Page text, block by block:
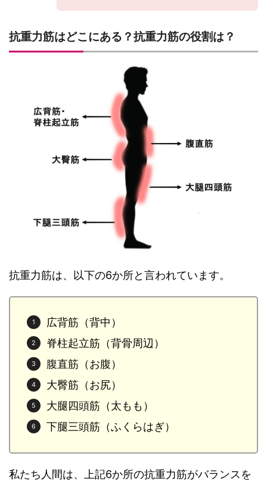
抗重力筋はどこにある？抗重力筋の役割は？
抗重力筋は、以下の6か所と言われています。
広背筋（背中）
脊柱起立筋（背骨周辺）
腹直筋（お腹）
大臀筋（お尻）
大腿四頭筋（太もも）
下腿三頭筋（ふくらはぎ）
私たち人間は、上記6か所の抗重力筋がバランスを